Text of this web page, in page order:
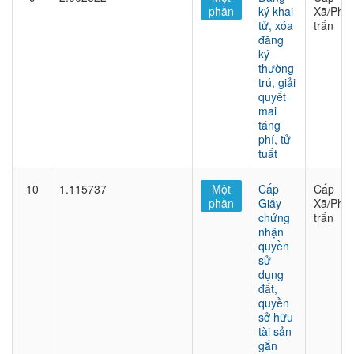
phần
ký khai
tử, xóa
đăng
ký
thường
trú, giải
quyết
mai
táng
phí, tử
tuất
Xã/
trấn
10 1.115737
Một
phần
Cấp
Giấy
chứng
nhận
quyền
sử
dụng
đất,
quyền
sở hữu
tài sản
gắn
Cấp
Xã/
trấn